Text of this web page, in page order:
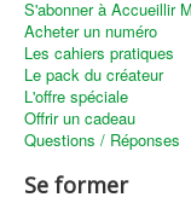
Recevoir les
S'abonner à Accueillir
Acheter un numéro
Les cahiers pratiques
Le pack du créateur
L'offre spéciale
Offrir un cadeau
Questions / Réponses
Se former